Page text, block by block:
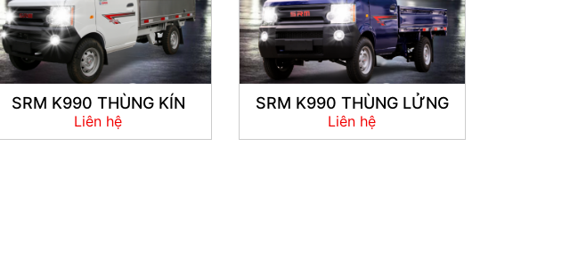
SRM K990 THÙNG KÍN
Liên hệ
SRM K990 THÙNG LỬNG
Liên hệ